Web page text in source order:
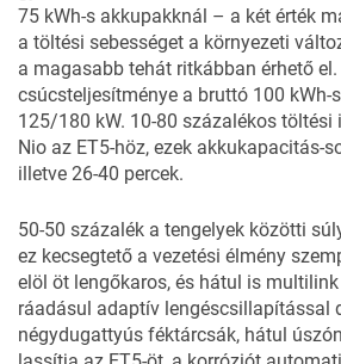
75 kWh-s akkupakknál – a két érték
a töltési sebességet a környezeti
a magasabb tehát ritkábban érhető el.
csúcsteljesítménye a bruttó 100 kWh-
125/180 kW. 10-80 százalékos töltési
Nio az ET5-höz, ezek akkukapacitás-
illetve 26-40 percek.
50-50 százalék a tengelyek közötti
ez kecsegtető a vezetési élmény
elöl öt lengőkaros, és hátul is
ráadásul adaptív lengéscsillapítással
négydugattyús féktárcsák, hátul